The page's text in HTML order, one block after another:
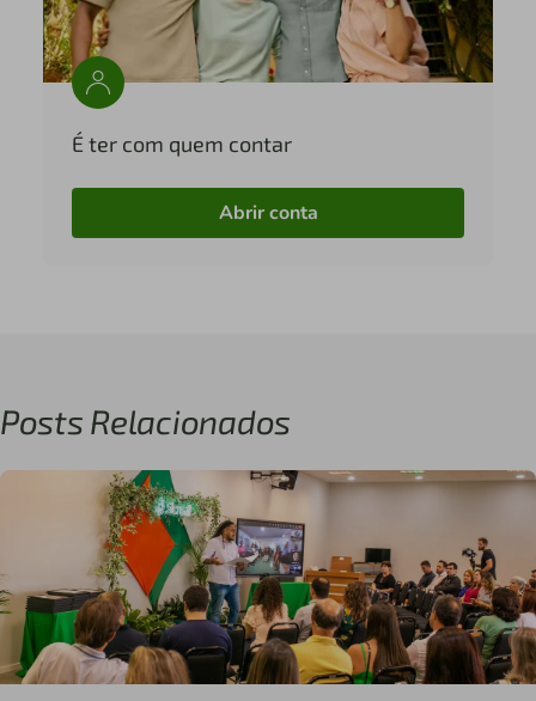
É ter com quem contar
Abrir conta
Posts Relacionados